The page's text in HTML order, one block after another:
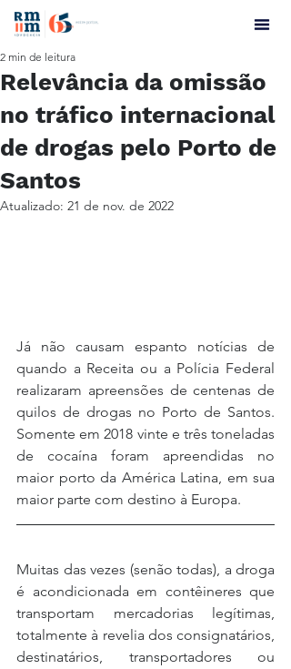
Relevância da omissão
no tráfico internacional
de drogas pelo Porto de
Santos
2 min de leitura
Atualizado: 21 de nov. de 2022
Já não causam espanto notícias de
quando a Receita ou a Polícia Federal
realizaram apreensões de centenas de
quilos de drogas no Porto de Santos.
Somente em 2018 vinte e três toneladas
de cocaína foram apreendidas no
maior porto da América Latina, em sua
maior parte com destino à Europa.
Muitas das vezes (senão todas), a droga
é acondicionada em contêineres que
transportam mercadorias legítimas,
totalmente à revelia dos consignatários,
destinatários, transportadores ou